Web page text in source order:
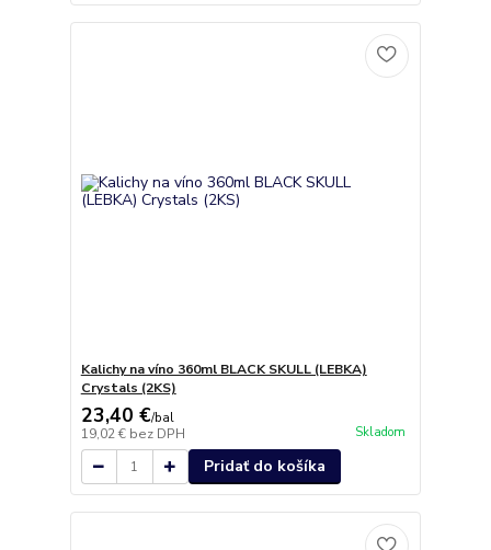
Kalichy na víno 360ml BLACK SKULL (LEBKA)
Crystals (2KS)
23,40 €/bal
19,02 € bez DPH Skladom
Pridať do košíka